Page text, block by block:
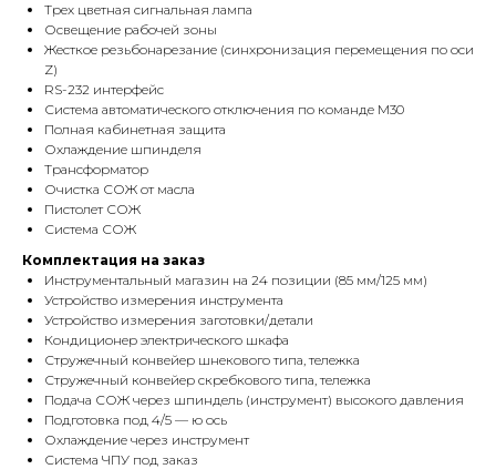
Трех цветная сигнальная лампа
Освещение рабочей зоны
Жесткое резьбонарезание (синхронизация перемещения по оси
Z)
RS-232 интерфейс
Система автоматического отключения по команде M30
Полная кабинетная защита
Охлаждение шпинделя
Трансформатор
Очистка СОЖ от масла
Пистолет СОЖ
Система СОЖ
Комплектация на заказ
Инструментальный магазин на 24 позиции (85 мм/125 мм)
Устройство измерения инструмента
Устройство измерения заготовки/детали
Кондиционер электрического шкафа
Стружечный конвейер шнекового типа, тележка
Стружечный конвейер скребкового типа, тележка
Подача СОЖ через шпиндель (инструмент) высокого давления
Подготовка под 4/5 — ю ось
Охлаждение через инструмент
Система ЧПУ под заказ